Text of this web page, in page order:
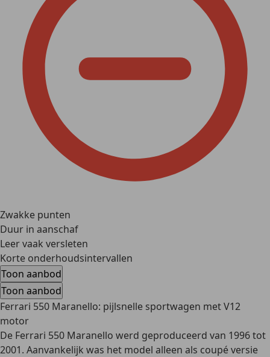
Zwakke punten
Duur in aanschaf
Leer vaak versleten
Korte onderhoudsintervallen
Toon aanbod
Toon aanbod
Ferrari 550 Maranello: pijlsnelle sportwagen met V12
motor
De Ferrari 550 Maranello werd geproduceerd van 1996 tot
2001. Aanvankelijk was het model alleen als coupé versie